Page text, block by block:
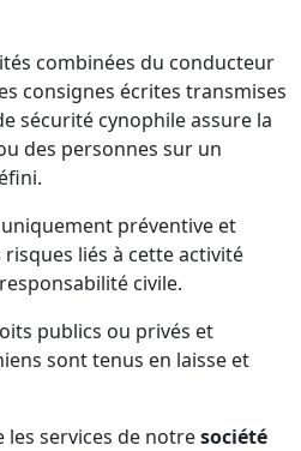
combinées du conducteur
consignes écrites transmises
sécurité cynophile assure la
des personnes sur un
préventive et
liés à cette activité
civile.
publics ou privés et
sont tenus en laisse et
services de notresociété